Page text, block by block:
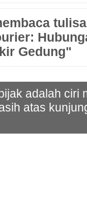
Gedung"
adalah ciri
atas